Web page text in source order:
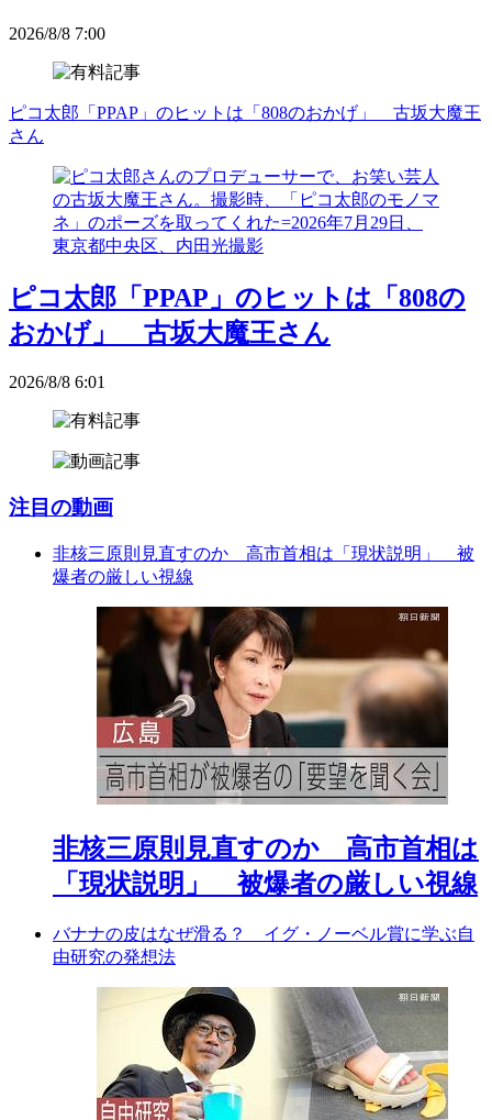
2026/8/8 7:00
ピコ太郎「PPAP」のヒットは「808のおかげ」 古坂大魔王
さん
ピコ太郎「PPAP」のヒットは「808の
おかげ」 古坂大魔王さん
2026/8/8 6:01
注目の動画
非核三原則見直すのか 高市首相は「現状説明」 被
爆者の厳しい視線
非核三原則見直すのか 高市首相は
「現状説明」 被爆者の厳しい視線
バナナの皮はなぜ滑る？ イグ・ノーベル賞に学ぶ自
由研究の発想法